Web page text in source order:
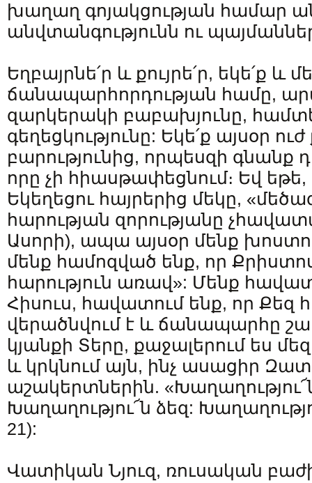
խաղաղ գոյակցության համար
անվտանգությունն ու
Եղբայրնե՛ր և քույրե՛ր, եկե՛ք և
ճանապարհորդության համը,
զարկերակի բաբախյունը,
գեղեցկությունը: Եկե՛ք այսօր
բարությունից, որպեսզի գնանք
որը չի հիասթափեցնում։ Եվ եթե,
Եկեղեցու հայրերից մեկը,
հարության զորությանը
Ասորի), ապա այսօր մենք
մենք համոզված ենք, որ
հարություն առավ»: Մենք
Հիսուս, հավատում ենք, որ Քեզ
վերածնվում է և ճանապարհը
կյանքի Տերը, քաջալերում ես
և կրկնում այն, ինչ ասացիր
աշակերտներին.
Խաղաղությու՜ն ձեզ:
21):
Վատիկան Նյուզ, ռուսական